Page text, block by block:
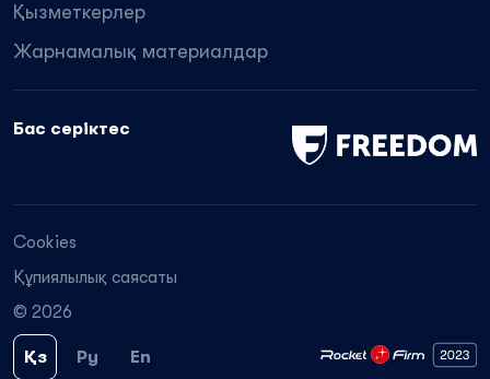
Қызметкерлер
Жарнамалық материалдар
Бас серіктес
Қз Ру En
© 2026
Cookies
Құпиялылық саясаты